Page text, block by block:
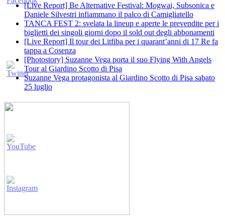
[Live Report] Be Alternative Festival: Mogwai, Subsonica e
Daniele Silvestri infiammano il palco di Camigliatello
TANCA FEST 2: svelata la lineup e aperte le prevendite per i
biglietti dei singoli giorni dopo il sold out degli abbonamenti
[Live Report] Il tour dei Litfiba per i quarant’anni di 17 Re fa
tappa a Cosenza
[Photostory] Suzanne Vega porta il suo Flying With Angels
Tour al Giardino Scotto di Pisa
Suzanne Vega protagonista al Giardino Scotto di Pisa sabato
25 luglio